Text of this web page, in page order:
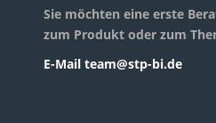
Sie möchten eine erste
zum Produkt oder zum
E-Mail team@stp-bi.de